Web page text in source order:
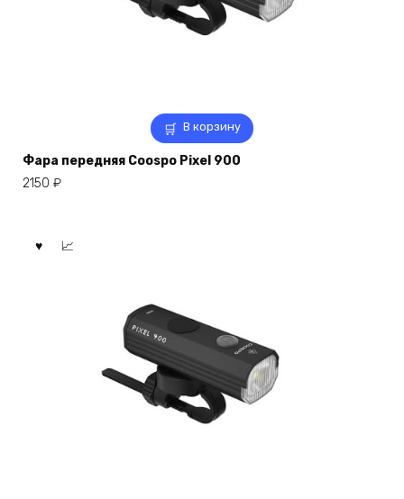
В корзину
Фара передняя Coospo Pixel 900
2150 ₽